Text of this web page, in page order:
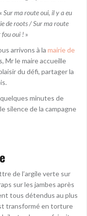
Sur ma route oui, il y a eu
de roots / Sur ma route
fou oui !»
arrivons à la mairie de
Mr le maire accueille
du défi, partager la
minutes de
silence de la campagne
de l’argile verte sur
sur les jambes après
tous détendus au plus
transformé en torture